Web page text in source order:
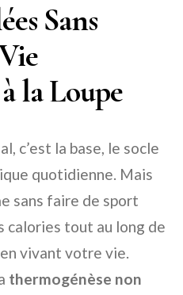
Sans
la Loupe
c’est la base, le socle
quotidienne. Mais
sans faire de sport
calories tout au long de
vivant votre vie.
thermogénèse non